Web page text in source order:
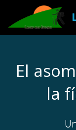
El
la